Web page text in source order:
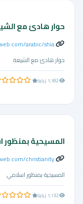
حوار هادئ مع الشيعة
arabic/shia
حوار هادئ مع الشيعة
0.0 من 5 نجوم
المسيحية بمنظور
christianity
المسيحية بمنظور اسلامي
0.0 من 5 نجوم